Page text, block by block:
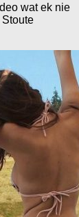
wat ek nie
Stoute